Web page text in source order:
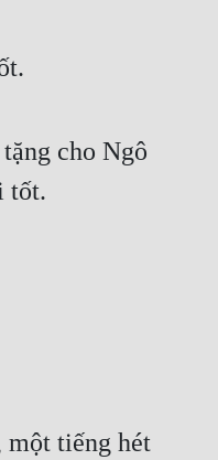
cho Ngô
tốt.
một tiếng hét